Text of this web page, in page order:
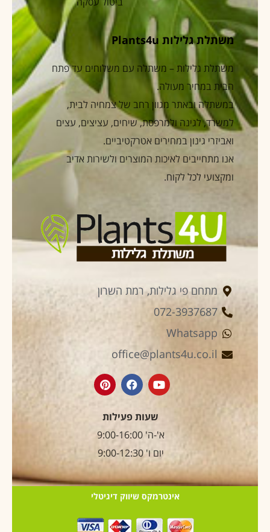
משתלת גלילות Plants4u
משתלת גלילות – משתלה עם משלוחים עד פתח
הבית במחיר מעולה.
במשתלה ובאתר מגוון רחב של צמחיה לבית,
למשרד, לגינה ולמרפסת, שיחים, עציצים, עצים
ואביזרי גינון במחירים אטרקטיביים.
אנו מתחייבים לאיכות המוצרים ולשירות אדיב
ומקצועי לכל לקוח.
מתחם פי גלילות, רמת השרון
072-3937687
Whatsapp
office@plants4u.co.il
שעות פעילות
א'-ה' 9:00-16:00
יום ו' 9:00-12:30
אינטרמקס שיווק דיגיטלי